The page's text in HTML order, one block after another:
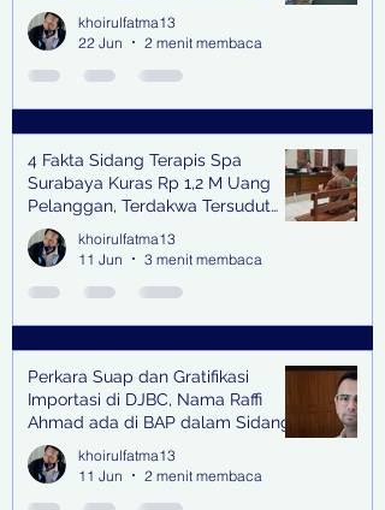
Bangkitkan Swasembada Pangan
dan Pengendali Banjir
khoirulfatma13
22 Jun
2 menit membaca
4 Fakta Sidang Terapis Spa
Surabaya Kuras Rp 1,2 M Uang
Pelanggan, Terdakwa Tersudut
oleh Keterangan Saksi Kunci
khoirulfatma13
11 Jun
3 menit membaca
Perkara Suap dan Gratifikasi
Importasi di DJBC, Nama Raffi
Ahmad ada di BAP dalam Sidang
khoirulfatma13
11 Jun
2 menit membaca